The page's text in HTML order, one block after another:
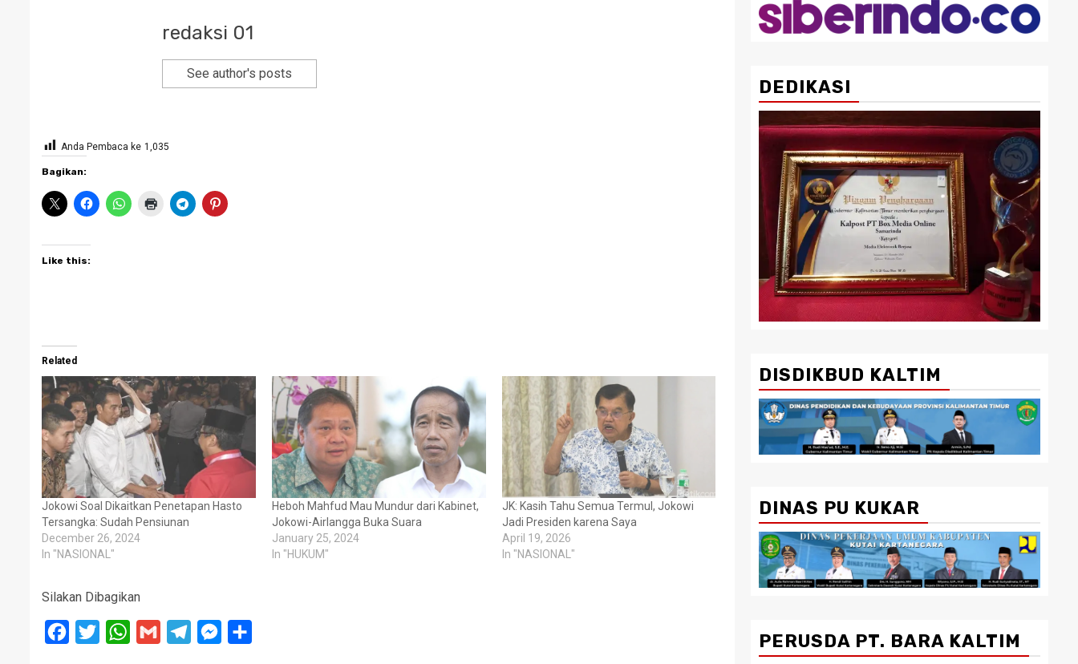
redaksi 01
See author's posts
Anda Pembaca ke 1,035
Bagikan:
Like this:
Related
Jokowi Soal Dikaitkan Penetapan Hasto
Tersangka: Sudah Pensiunan
December 26, 2024
In "NASIONAL"
Heboh Mahfud Mau Mundur dari Kabinet,
Jokowi-Airlangga Buka Suara
January 25, 2024
In "HUKUM"
JK: Kasih Tahu Semua Termul, Jokowi
Jadi Presiden karena Saya
April 19, 2026
In "NASIONAL"
Silakan Dibagikan
Facebook
Twitter WhatsApp
Gmail TelegramMessenger
DEDIKASI
DISDIKBUD KALTIM
DINAS PU KUKAR
PERUSDA PT. BARA KALTIM